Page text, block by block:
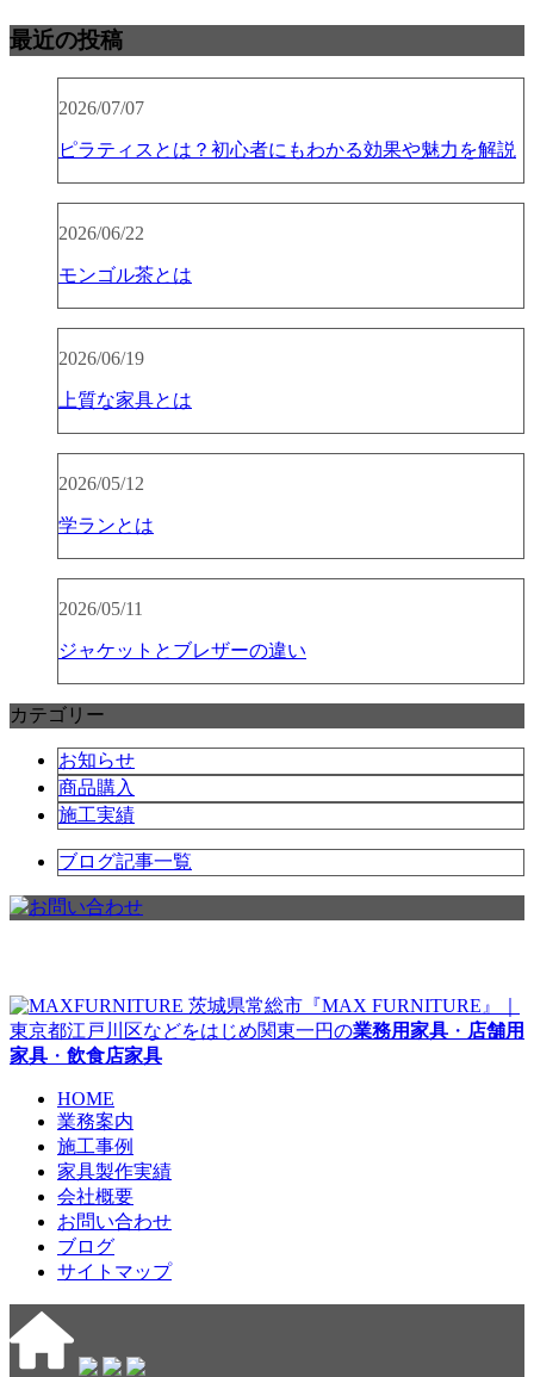
最近の投稿
2026/07/07
ピラティスとは？初心者にもわかる効果や魅力を解説
2026/06/22
モンゴル茶とは
2026/06/19
上質な家具とは
2026/05/12
学ランとは
2026/05/11
ジャケットとブレザーの違い
カテゴリー
お知らせ
商品購入
施工実績
ブログ記事一覧
茨城県常総市『MAX FURNITURE』｜
東京都江戸川区などをはじめ関東一円の業務用家具 ・ 店舗用
家具 ・ 飲食店家具
HOME
業務案内
施工事例
家具製作実績
会社概要
お問い合わせ
ブログ
サイトマップ